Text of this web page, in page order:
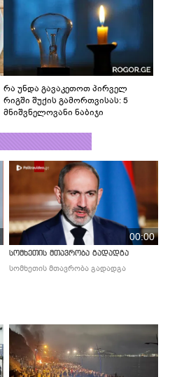
რა უნდა გავაკეთოთ პირველ
რიგში შუქის გამორთვისას: 5
მნიშვნელოვანი ნაბიჯი
00:00
სომხეთის მთავრობა გადადგა
სომხეთის მთავრობა გადადგა